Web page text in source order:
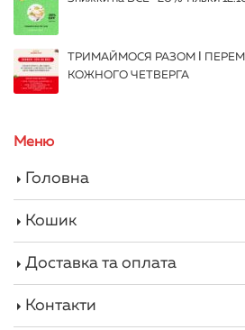
ТРИМАЙМОСЯ РАЗОМ І
КОЖНОГО ЧЕТВЕРГА
Меню
Головна
Кошик
Доставка та оплата
Контакти